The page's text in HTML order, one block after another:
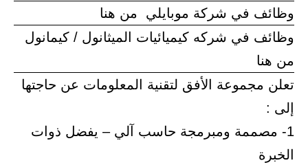
وظائف في شركة موبايلي من هنا
وظائف في شركه كيميائيات الميثانول / كيمانول
من هنا
تعلن مجموعة الأفق لتقنية المعلومات عن حاجتها
إلى :
1- مصممة ومبرمجة حاسب آلي – يفضل ذوات
الخبرة